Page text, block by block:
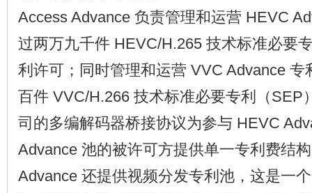
Access Advance 负责管理和运营 HEVC
过两万九千件 HEVC/H.265 技术标准必要
利许可；同时管理和运营 VVC Advance 专
百件 VVC/H.266 技术标准必要专利（SEP
司的多编解码器桥接协议为参与 HEVC
Advance 池的被许可方提供单一专利费结
Advance 还提供视频分发专利池，这是一